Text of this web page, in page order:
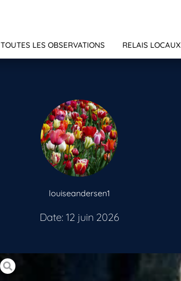
TOUTES LES OBSERVATIONS RELAIS LOCAUX
louiseandersen1
Date: 12 juin 2026